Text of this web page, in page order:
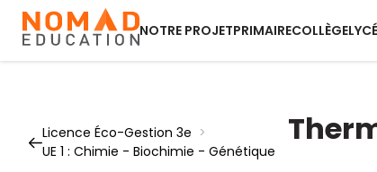
NOTRE PROJETPRIMAIRECOLLÈGE
Licence Éco-Gestion 3e >
UE 1 : Chimie - Biochimie - Génétique